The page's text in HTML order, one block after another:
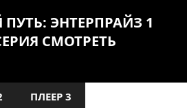
ЭНТЕРПРАЙЗ 1
СМОТРЕТЬ
ПЛЕЕР 3